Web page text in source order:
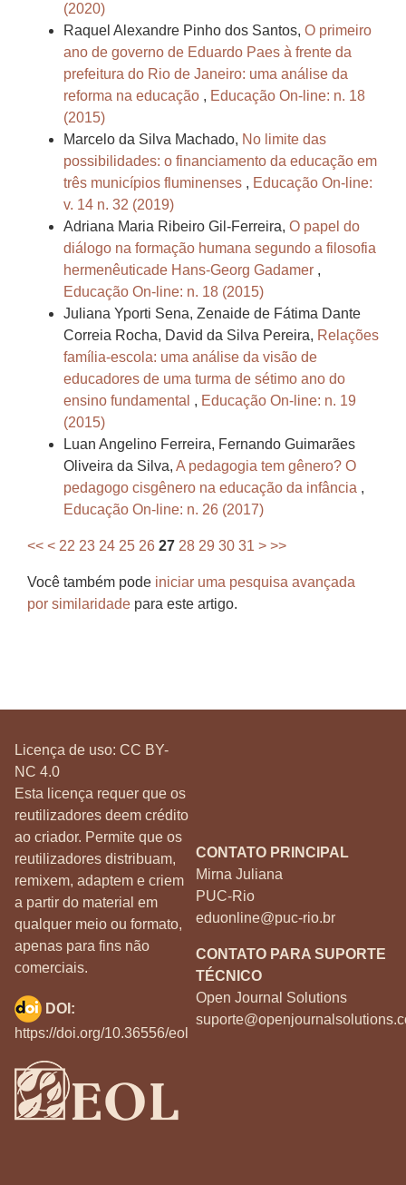
(2020)
Raquel Alexandre Pinho dos Santos, O primeiro
ano de governo de Eduardo Paes à frente da
prefeitura do Rio de Janeiro: uma análise da
reforma na educação , Educação On-line: n. 18
(2015)
Marcelo da Silva Machado, No limite das
possibilidades: o financiamento da educação em
três municípios fluminenses , Educação On-line:
v. 14 n. 32 (2019)
Adriana Maria Ribeiro Gil-Ferreira, O papel do
diálogo na formação humana segundo a filosofia
hermenêuticade Hans-Georg Gadamer ,
Educação On-line: n. 18 (2015)
Juliana Yporti Sena, Zenaide de Fátima Dante
Correia Rocha, David da Silva Pereira, Relações
família-escola: uma análise da visão de
educadores de uma turma de sétimo ano do
ensino fundamental , Educação On-line: n. 19
(2015)
Luan Angelino Ferreira, Fernando Guimarães
Oliveira da Silva, A pedagogia tem gênero? O
pedagogo cisgênero na educação da infância ,
Educação On-line: n. 26 (2017)
<< < 22 23 24 25 26 27 28 29 30 31 > >>
Você também pode iniciar uma pesquisa avançada
por similaridade para este artigo.
Licença de uso: CC BY-
NC 4.0
Esta licença requer que os
reutilizadores deem crédito
ao criador. Permite que os
reutilizadores distribuam,
remixem, adaptem e criem
a partir do material em
qualquer meio ou formato,
apenas para fins não
comerciais.
CONTATO PRINCIPAL
Mirna Juliana
PUC-Rio
eduonline@puc-rio.br
CONTATO PARA SUPORTE
TÉCNICO
Open Journal Solutions
DOI:
https://doi.org/10.36556/eol